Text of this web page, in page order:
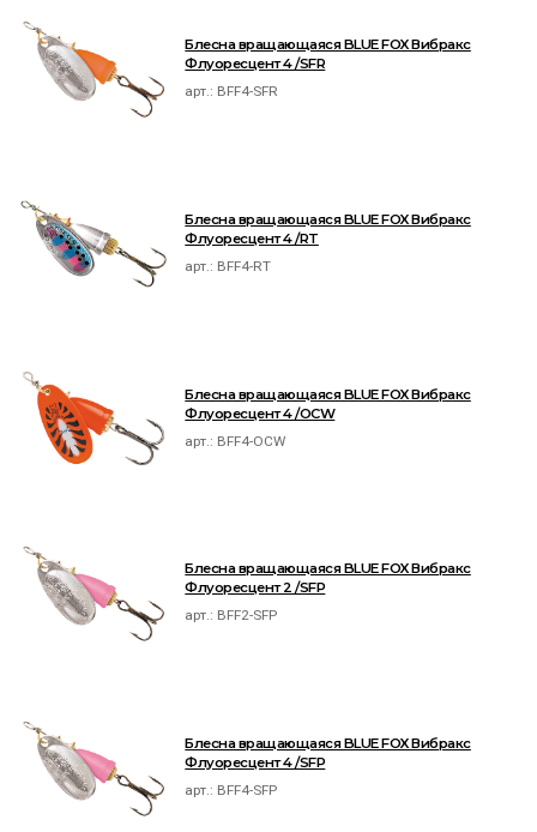
Блесна вращающаяся BLUE FOX Вибракс
Флуоресцент 4 /SFR
арт.: BFF4-SFR
Блесна вращающаяся BLUE FOX Вибракс
Флуоресцент 4 /RT
арт.: BFF4-RT
Блесна вращающаяся BLUE FOX Вибракс
Флуоресцент 4 /OCW
арт.: BFF4-OCW
Блесна вращающаяся BLUE FOX Вибракс
Флуоресцент 2 /SFP
арт.: BFF2-SFP
Блесна вращающаяся BLUE FOX Вибракс
Флуоресцент 4 /SFP
арт.: BFF4-SFP